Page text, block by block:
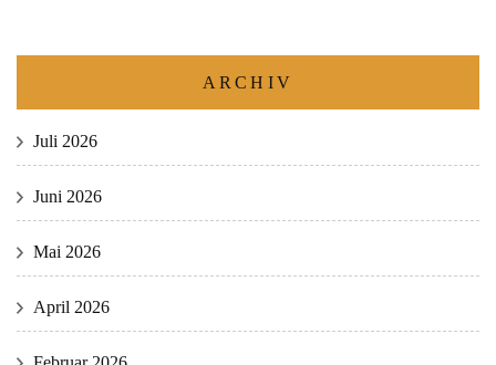
ARCHIV
Juli 2026
Juni 2026
Mai 2026
April 2026